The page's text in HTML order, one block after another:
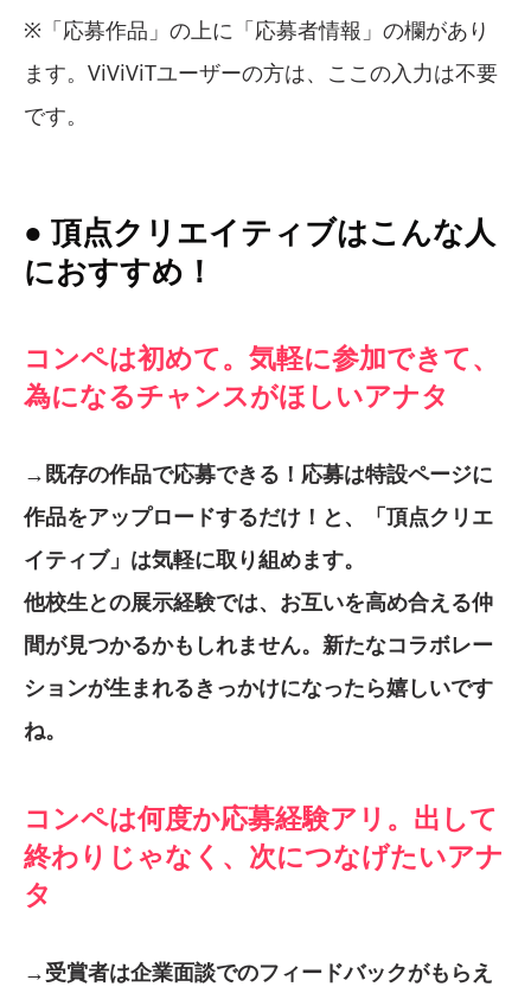
※「応募作品」の上に「応募者情報」の欄があり
ます。ViViViTユーザーの方は、ここの入力は不要
です。
● 頂点クリエイティブはこんな人
におすすめ！
コンペは初めて。気軽に参加できて、
為になるチャンスがほしいアナタ
→既存の作品で応募できる！応募は特設ページに
作品をアップロードするだけ！と、「頂点クリエ
イティブ」は気軽に取り組めます。
他校生との展示経験では、お互いを高め合える仲
間が見つかるかもしれません。新たなコラボレー
ションが生まれるきっかけになったら嬉しいです
ね。
コンペは何度か応募経験アリ。出して
終わりじゃなく、次につなげたいアナ
タ
→受賞者は企業面談でのフィードバックがもらえ